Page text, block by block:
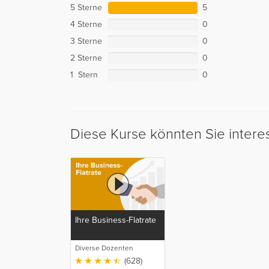
5 Sterne
5
4 Sterne
0
3 Sterne
0
2 Sterne
0
1 Stern
0
Diese Kurse könnten Sie
Ihre Business-Flatrate
Diverse Dozenten
(628)